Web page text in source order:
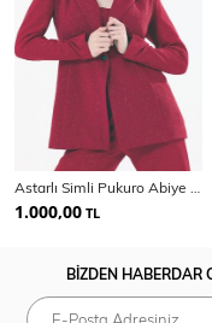
1.000,00 TL
BİZDEN HABERDAR